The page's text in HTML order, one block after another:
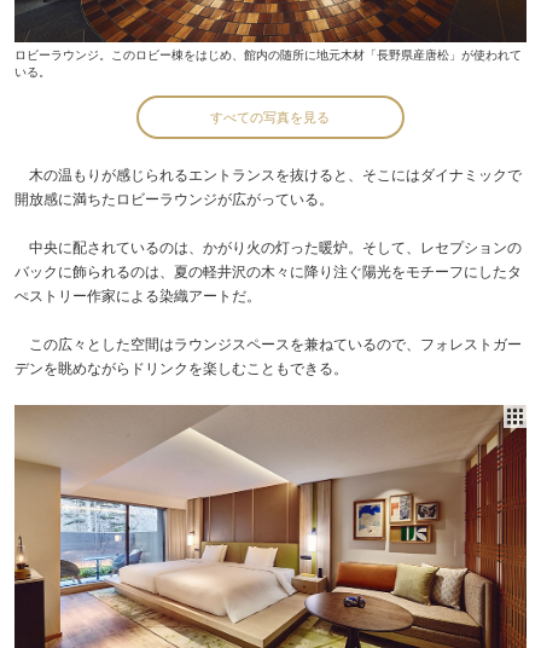
ロビーラウンジ。このロビー棟をはじめ、館内の随所に地元木材「長野県産唐松」が使われて
いる。
すべての写真を見る
木の温もりが感じられるエントランスを抜けると、そこにはダイナミックで
開放感に満ちたロビーラウンジが広がっている。
中央に配されているのは、かがり火の灯った暖炉。そして、レセプションの
バックに飾られるのは、夏の軽井沢の木々に降り注ぐ陽光をモチーフにしたタ
ぺストリー作家による染織アートだ。
この広々とした空間はラウンジスペースを兼ねているので、フォレストガー
デンを眺めながらドリンクを楽しむこともできる。